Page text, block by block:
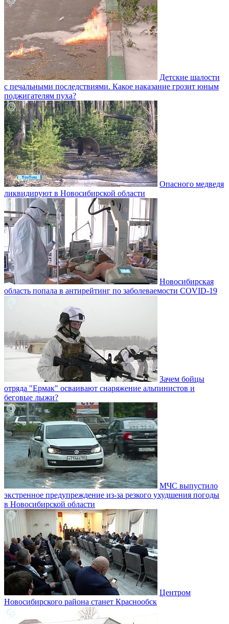
Детские шалости
с печальными последствиями. Какое наказание грозит юным
поджигателям пуха?
Опасного медведя
ликвидируют в Новосибирской области
Новосибирская
область попала в антирейтинг по заболеваемости COVID-19
Зачем бойцы
отряда "Ермак" осваивают снаряжение альпинистов и
беговые лыжи?
МЧС выпустило
экстренное предупреждение из-за резкого ухудшения погоды
в Новосибирской области
Центром
Новосибирского района станет Краснообск